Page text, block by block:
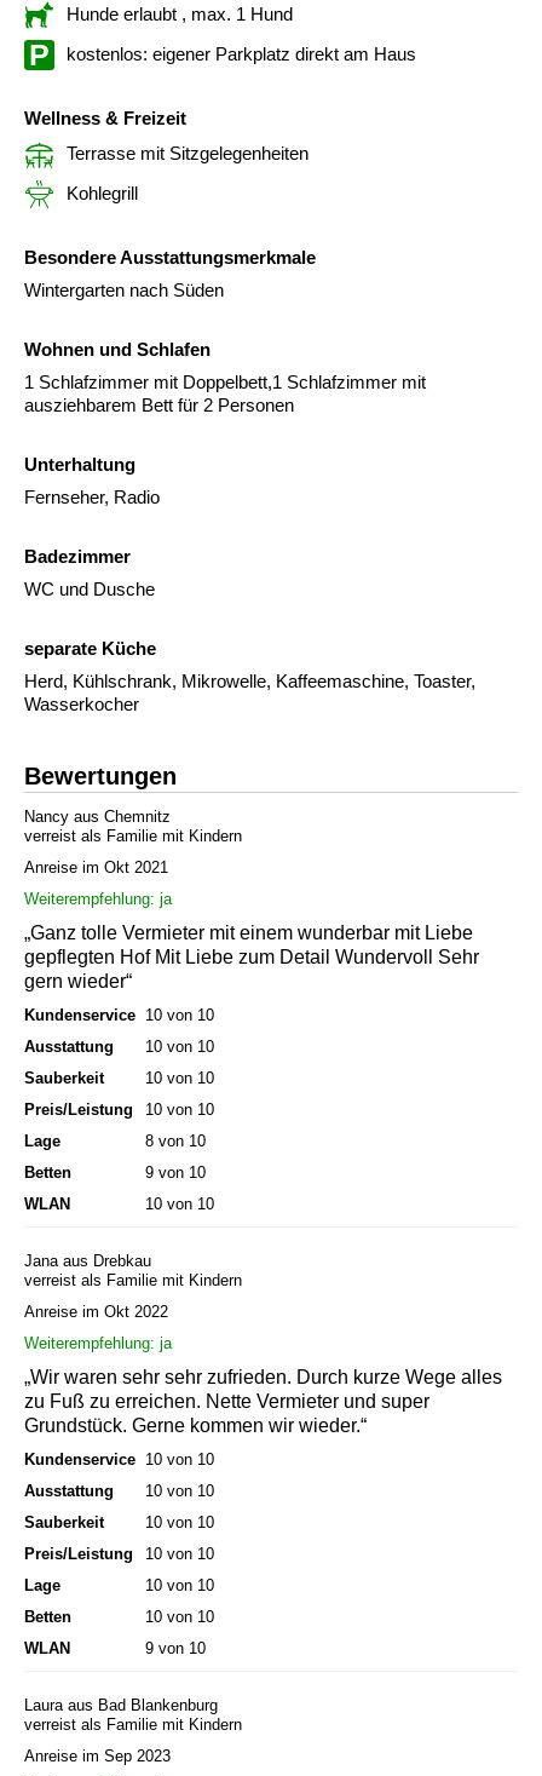
Hunde erlaubt , max. 1 Hund
kostenlos: eigener Parkplatz direkt am Haus
Wellness & Freizeit
Terrasse mit Sitzgelegenheiten
Kohlegrill
Besondere Ausstattungsmerkmale
Wintergarten nach Süden
Wohnen und Schlafen
1 Schlafzimmer mit Doppelbett,1 Schlafzimmer mit
ausziehbarem Bett für 2 Personen
Unterhaltung
Fernseher, Radio
Badezimmer
WC und Dusche
separate Küche
Herd, Kühlschrank, Mikrowelle, Kaffeemaschine, Toaster,
Wasserkocher
Bewertungen
Nancy aus Chemnitz
verreist als Familie mit Kindern
Anreise im Okt 2021
Weiterempfehlung: ja
„Ganz tolle Vermieter mit einem wunderbar mit Liebe
gepflegten Hof Mit Liebe zum Detail Wundervoll Sehr
gern wieder“
Kundenservice 10 von 10
Ausstattung
10 von 10
Sauberkeit
10 von 10
Preis/Leistung
10 von 10
Lage
8 von 10
Betten
9 von 10
WLAN
10 von 10
Jana aus Drebkau
verreist als Familie mit Kindern
Anreise im Okt 2022
Weiterempfehlung: ja
„Wir waren sehr sehr zufrieden. Durch kurze Wege alles
zu Fuß zu erreichen. Nette Vermieter und super
Grundstück. Gerne kommen wir wieder.“
Kundenservice 10 von 10
Ausstattung
10 von 10
Sauberkeit
10 von 10
Preis/Leistung
10 von 10
Lage
10 von 10
Betten
10 von 10
WLAN
9 von 10
Laura aus Bad Blankenburg
verreist als Familie mit Kindern
Anreise im Sep 2023